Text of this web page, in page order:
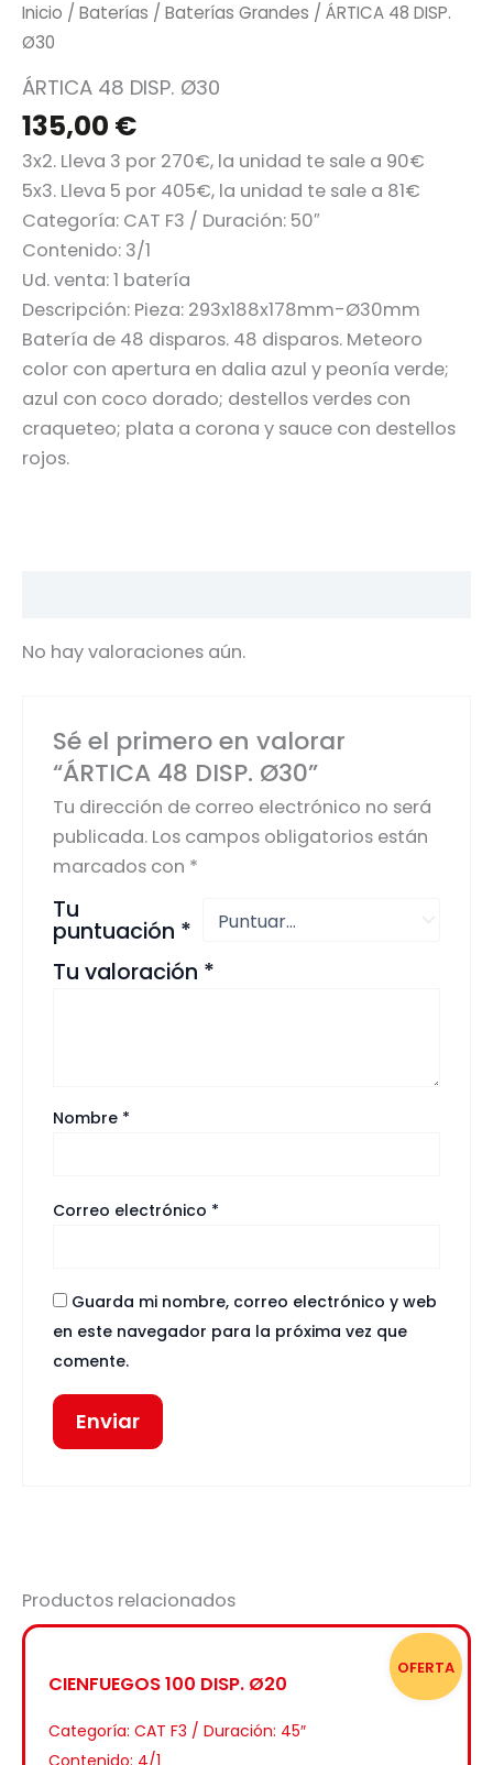
Inicio / Baterías / Baterías Grandes / ÁRTICA 48 DISP.
Ø30
ÁRTICA 48 DISP. Ø30
135,00 €
3x2. Lleva 3 por 270€, la unidad te sale a 90€
5x3. Lleva 5 por 405€, la unidad te sale a 81€
Categoría: CAT F3 / Duración: 50″
Contenido: 3/1
Ud. venta: 1 batería
Descripción: Pieza: 293x188x178mm-Ø30mm
Batería de 48 disparos. 48 disparos. Meteoro
color con apertura en dalia azul y peonía verde;
azul con coco dorado; destellos verdes con
craqueteo; plata a corona y sauce con destellos
rojos.
No hay valoraciones aún.
Sé el primero en valorar
“ÁRTICA 48 DISP. Ø30”
Tu dirección de correo electrónico no será
publicada. Los campos obligatorios están
marcados con *
Tu
puntuación *
Tu valoración *
Nombre *
Correo electrónico *
Guarda mi nombre, correo electrónico y web
en este navegador para la próxima vez que
comente.
Productos relacionados
OFERTA
CIENFUEGOS 100 DISP. Ø20
Categoría: CAT F3 / Duración: 45″